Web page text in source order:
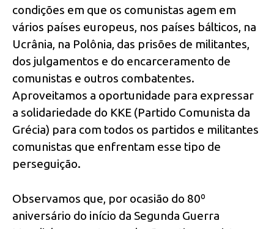
condições em que os comunistas agem em
vários países europeus, nos países bálticos, na
Ucrânia, na Polônia, das prisões de militantes,
dos julgamentos e do encarceramento de
comunistas e outros combatentes.
Aproveitamos a oportunidade para expressar
a solidariedade do KKE (Partido Comunista da
Grécia) para com todos os partidos e militantes
comunistas que enfrentam esse tipo de
perseguição.
Observamos que, por ocasião do 80º
aniversário do início da Segunda Guerra